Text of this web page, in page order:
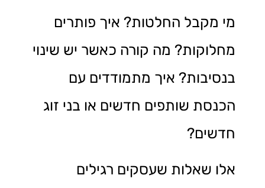
מי מקבל החלטות? איך פותרים
מחלוקות? מה קורה כאשר יש שינוי
בנסיבות? איך מתמודדים עם
הכנסת שותפים חדשים או בני זוג
חדשים?
אלו שאלות שעסקים רגילים